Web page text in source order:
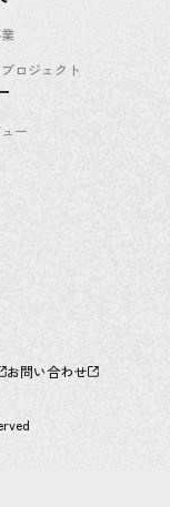
ロジェクト
ー
お問い合わせ